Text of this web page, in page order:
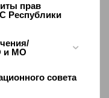
прав
Республики
и МО
совета